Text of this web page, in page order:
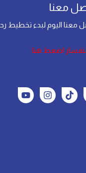
معنا
معنا اليوم لبدء تخطيط
اضغط هنا